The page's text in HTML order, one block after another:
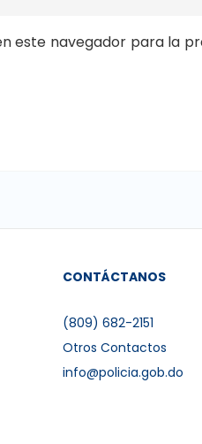
este navegador para la
CONTÁCTANOS
(809) 682-2151
Otros Contactos
info@policia.gob.do